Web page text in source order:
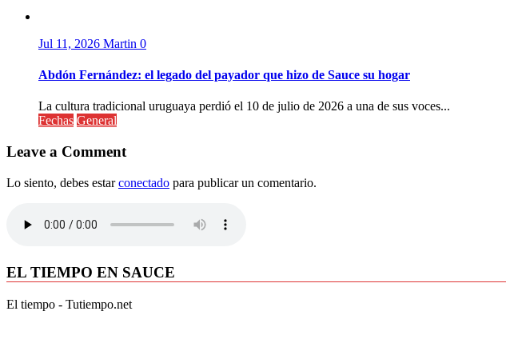
Jul 11, 2026 Martin 0
Abdón Fernández: el legado del payador que hizo de Sauce su hogar
La cultura tradicional uruguaya perdió el 10 de julio de 2026 a una de sus voces...
Fechas General
Leave a Comment
Lo siento, debes estarconectado para publicar un comentario.
EL TIEMPO EN SAUCE
El tiempo - Tutiempo.net